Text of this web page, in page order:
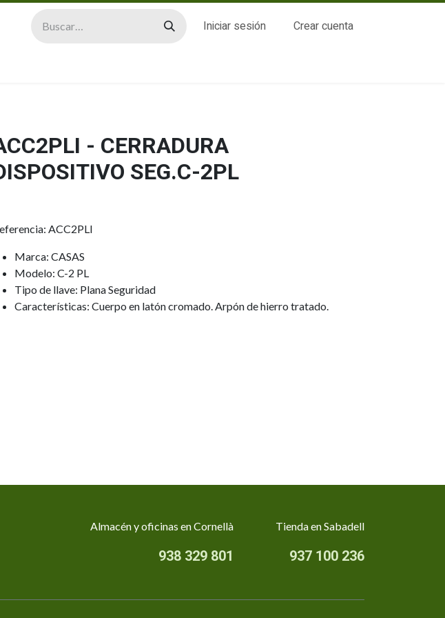
Iniciar sesión Crear cuenta
- CERRADURA
SEG.C-2PL
ACC2PLI
Marca: CASAS
Modelo: C-2 PL
Tipo de llave: Plana Seguridad
Características: Cuerpo en latón cromado. Arpón de hierro tratado.
Almacén y oficinas en Cornellà
938 329 801
Tienda en Sabadell
937 100 236